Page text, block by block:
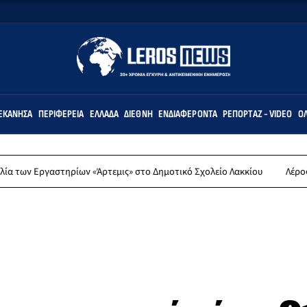
ΠΕΡΙΦΈΡΕΙΑ ΕΛΛΆΔΑ ΔΙΕΘΝΉ ΕΝΔΙΑΦΈΡΟΝΤΑ ΡΕΠΟΡΤΆΖ - VIDEO
«Άρτεμις» στο Δημοτικό Σχολείο Λακκίου Λέρος: